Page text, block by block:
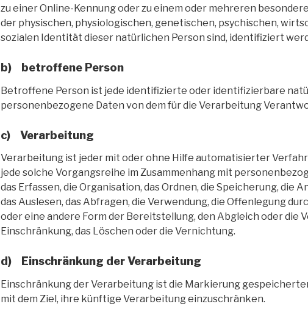
zu einer Online-Kennung oder zu einem oder mehreren
der physischen, physiologischen, genetischen, psychischen,
sozialen Identität dieser natürlichen Person sind, identifiziert
b) betroffene Person
Betroffene Person ist jede identifizierte oder identifizierbare
personenbezogene Daten von dem für die Verarbeitung
c) Verarbeitung
Verarbeitung ist jeder mit oder ohne Hilfe automatisierter
jede solche Vorgangsreihe im Zusammenhang mit
das Erfassen, die Organisation, das Ordnen, die Speicherung, die
das Auslesen, das Abfragen, die Verwendung, die Offenlegung
oder eine andere Form der Bereitstellung, den Abgleich oder die
Einschränkung, das Löschen oder die Vernichtung.
d) Einschränkung der Verarbeitung
Einschränkung der Verarbeitung ist die Markierung
mit dem Ziel, ihre künftige Verarbeitung einzuschränken.